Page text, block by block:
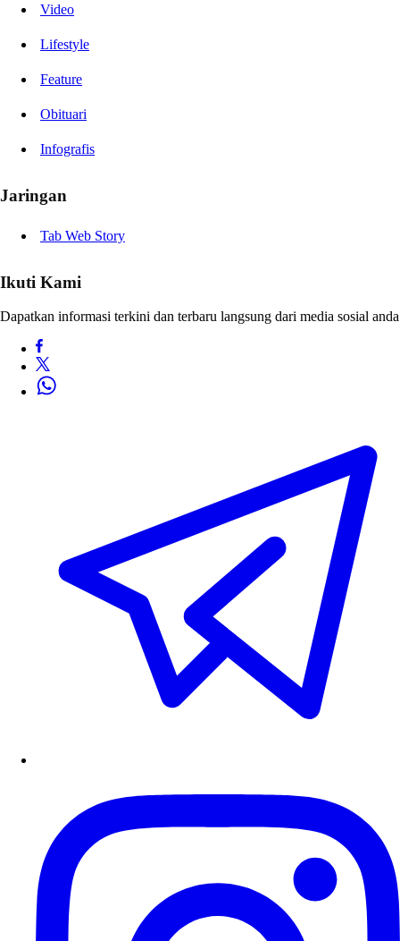
Video
Lifestyle
Feature
Obituari
Infografis
Jaringan
Tab Web Story
Ikuti Kami
Dapatkan informasi terkini dan terbaru langsung dari media sosial anda